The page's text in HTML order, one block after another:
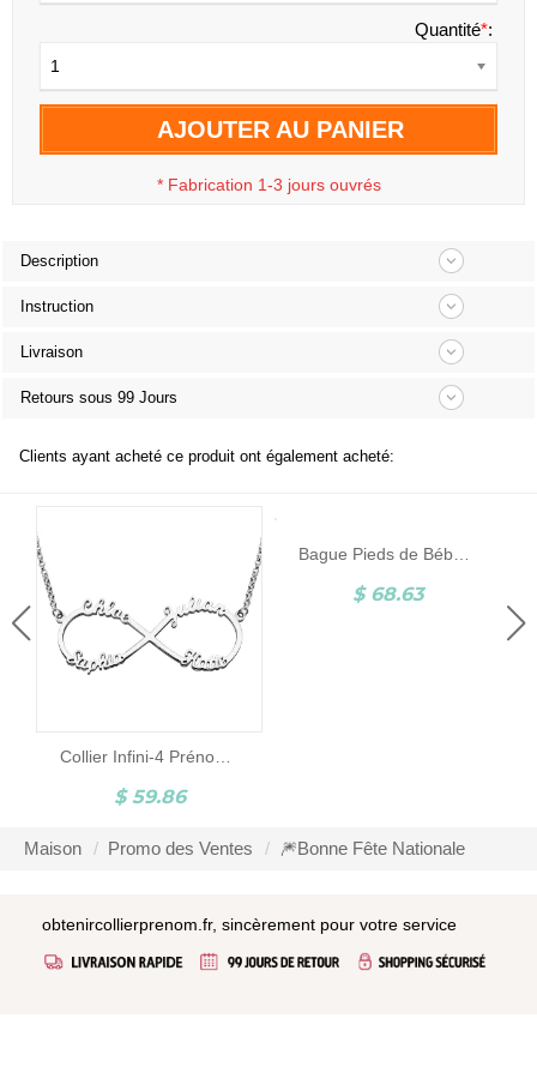
Quantité*:
1
AJOUTER AU PANIER
* Fabrication 1-3 jours ouvrés
Description
Instruction
Livraison
Retours sous 99 Jours
Clients ayant acheté ce produit ont également acheté:
Collier Infini-4 Prénoms-Argent
$ 59.86
Bague Pieds de Bébé-Pierre de Naissance et Gravure-Argent
$ 68.63
Maison Promo des Ventes 🎆Bonne Fête Nationale
obtenircollierprenom.fr, sincèrement pour votre service